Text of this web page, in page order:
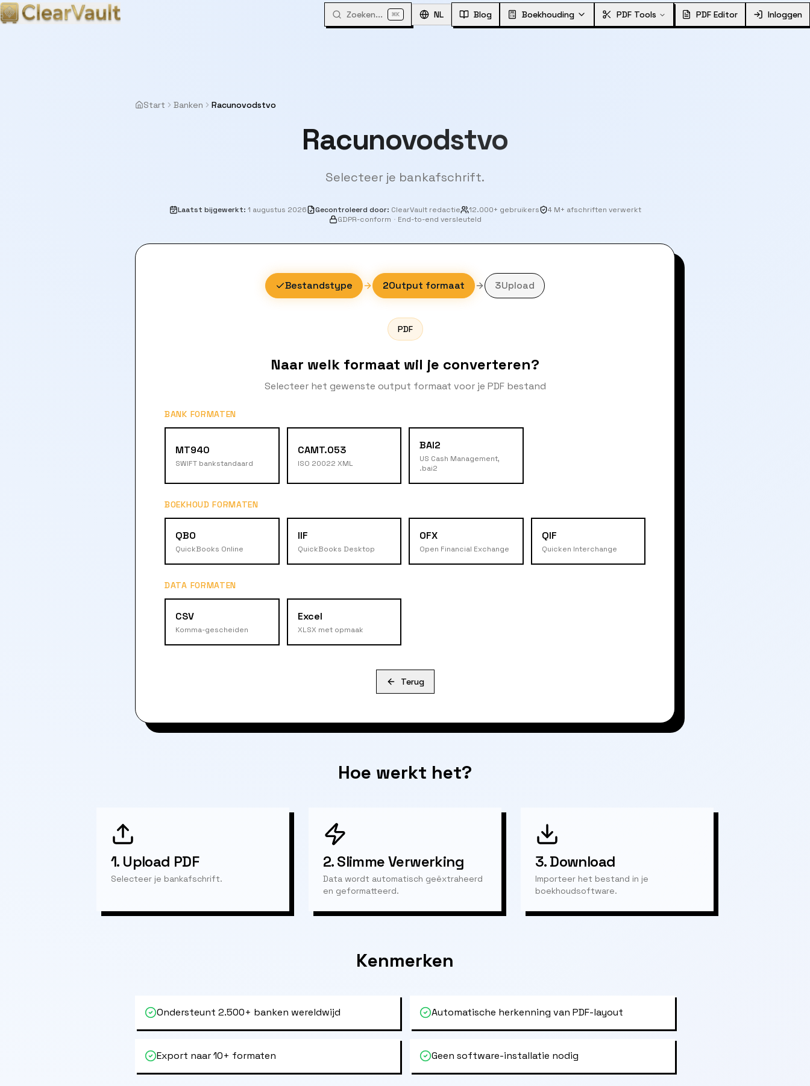
Zoeken... ⌘K NL Blog Boekhouding PDF Tools PDF Editor Inloggen
Start Banken Racunovodstvo
Racunovodstvo
Selecteer je bankafschrift.
Laatst bijgewerkt: 1 augustus 2026 Gecontroleerd door: ClearVault redactie 12.000+ gebruikers
4 M+ afschriften verwerkt
GDPR-conform · End-to-end versleuteld
Bestandstype 2Output formaat 3Upload
PDF
Naar welk formaat wil je converteren?
Selecteer het gewenste output formaat voor je PDF bestand
BANK FORMATEN
MT940
SWIFT bankstandaard
CAMT.053
ISO 20022 XML
BAI2
US Cash Management,
.bai2
BOEKHOUD FORMATEN
QBO
QuickBooks Online
IIF
QuickBooks Desktop
OFX
Open Financial Exchange
QIF
Quicken Interchange
DATA FORMATEN
CSV
Komma-gescheiden
Excel
XLSX met opmaak
Terug
Hoe werkt het?
1. Upload PDF
Selecteer je bankafschrift.
2.Slimme Verwerking
Data wordt automatisch geëxtraheerd
en geformatteerd.
3.Download
Importeer het bestand in je
boekhoudsoftware.
Kenmerken
Ondersteunt 2.500+ banken wereldwijd Automatische herkenning van PDF-layout
Export naar 10+ formaten Geen software-installatie nodig